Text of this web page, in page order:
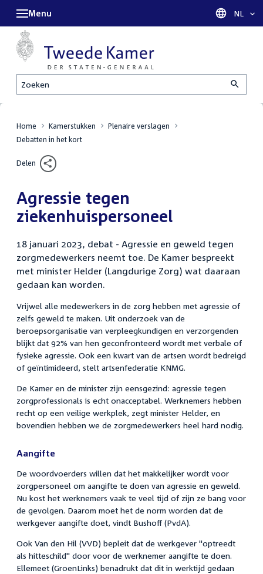
Zoeken
Menu Taal
NL
Home Kamerstukken
Plenaire verslagen
Debatten in het kort
Delen
Agressie tegen
ziekenhuispersoneel
18 januari 2023, debat - Agressie en geweld tegen
zorgmedewerkers neemt toe. De Kamer bespreekt
met minister Helder (Langdurige Zorg) wat daaraan
gedaan kan worden.
Vrijwel alle medewerkers in de zorg hebben met agressie of
zelfs geweld te maken. Uit onderzoek van de
beroepsorganisatie van verpleegkundigen en verzorgenden
blijkt dat 92% van hen geconfronteerd wordt met verbale of
fysieke agressie. Ook een kwart van de artsen wordt bedreigd
of geïntimideerd, stelt artsenfederatie KNMG.
De Kamer en de minister zijn eensgezind: agressie tegen
zorgprofessionals is echt onacceptabel. Werknemers hebben
recht op een veilige werkplek, zegt minister Helder, en
bovendien hebben we de zorgmedewerkers heel hard nodig.
Aangifte
De woordvoerders willen dat het makkelijker wordt voor
zorgpersoneel om aangifte te doen van agressie en geweld.
Nu kost het werknemers vaak te veel tijd of zijn ze bang voor
de gevolgen. Daarom moet het de norm worden dat de
werkgever aangifte doet, vindt Bushoff (PvdA).
Ook Van den Hil (VVD) bepleit dat de werkgever "optreedt
als hitteschild" door voor de werknemer aangifte te doen.
Ellemeet (GroenLinks) benadrukt dat dit in werktijd gedaan